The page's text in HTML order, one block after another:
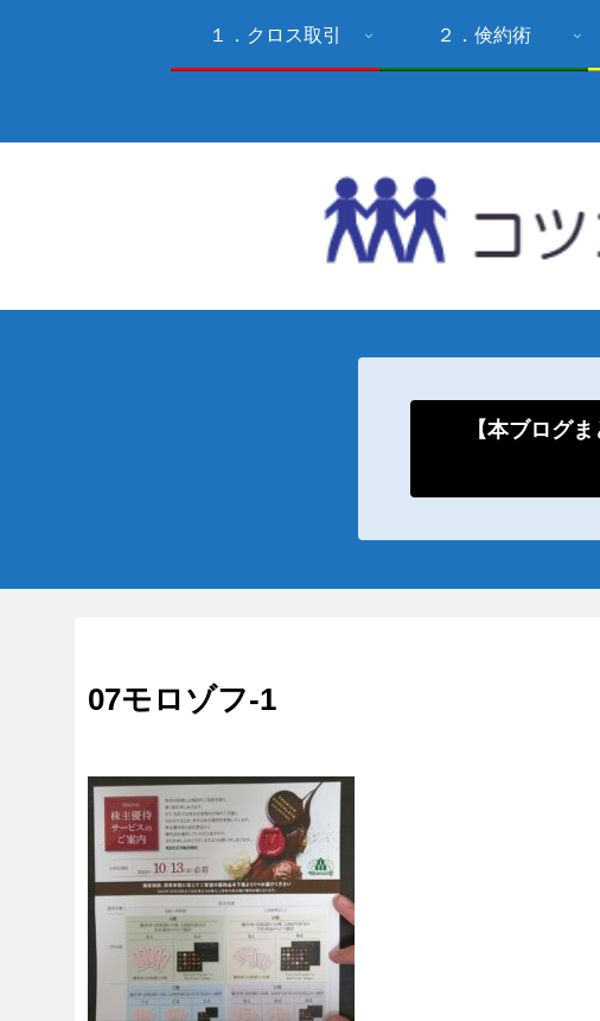
１．クロス取引 ２．倹約術
【本ブログ
07モロゾフ-1